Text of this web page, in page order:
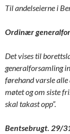
Til andelseierne i
Ordinær
Det vises til
generalforsamling
førehand varsle alle
møtet og om siste
skal takast opp”.
Bentsebrugt. 29/